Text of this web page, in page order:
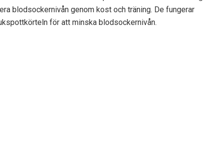
blodsockernivån genom kost och träning. De fungerar
för att minska blodsockernivån.